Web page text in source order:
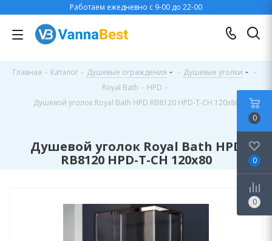
Работаем ежедневно с 9-00 до 22-00
Главная - Каталог - Душевые ограждения - Душевые уголки
-
Royal Bath - HPD -
Душевой уголок Royal Bath HPD RB8120 HPD-T-CH 120x80
Душевой уголок Royal Bath HPD
RB8120 HPD-T-CH 120x80
0
0
0